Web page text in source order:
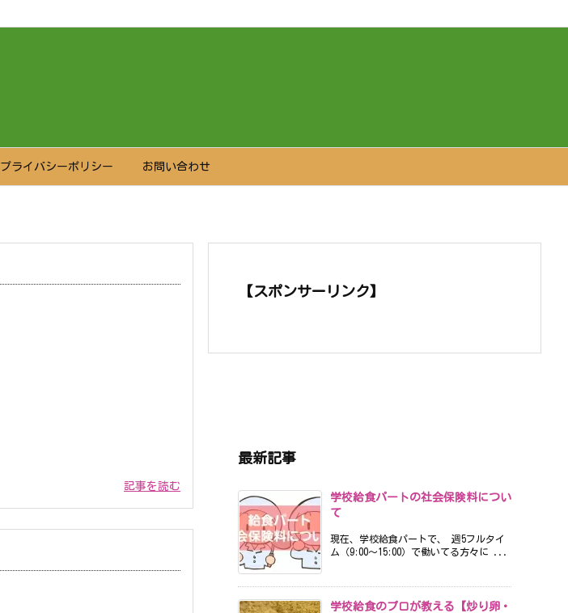
プライバシーポリシー お問い合わせ
記事を読む
【スポンサーリンク】
最新記事
学校給食パートの社会保険料につい
て
現在、学校給食パートで、 週5フルタイ
ム（9:00〜15:00）で働いてる方々に ...
学校給食のプロが教える【炒り卵・